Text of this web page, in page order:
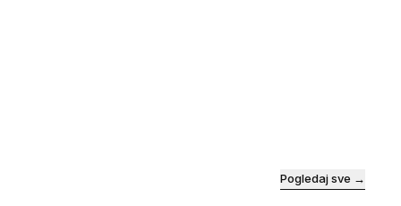
Pogledaj sve →